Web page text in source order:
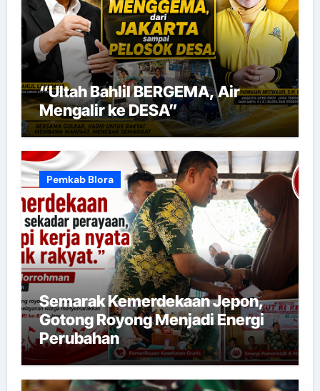
“Ultah Bahlil BERGEMA, Air
Mengalir ke DESA”
Pemkab Blora
Semarak Kemerdekaan Jepon,
Gotong Royong Menjadi Energi
Perubahan